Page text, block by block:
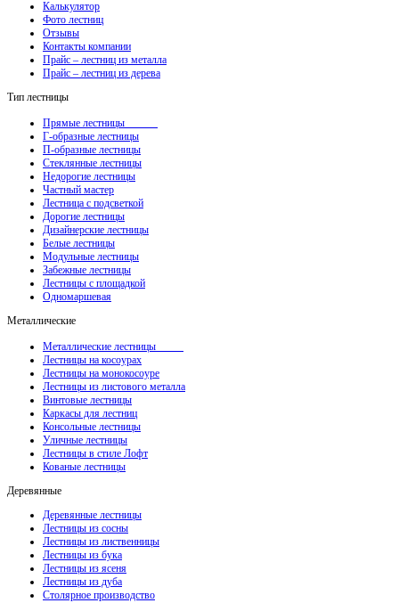
Калькулятор
Фото лестниц
Отзывы
Контакты компании
Прайс – лестниц из металла
Прайс – лестниц из дерева
Тип лестницы
Прямые лестницы
Г-образные лестницы
П-образные лестницы
Стеклянные лестницы
Недорогие лестницы
Частный мастер
Лестница с подсветкой
Дорогие лестницы
Дизайнерские лестницы
Белые лестницы
Модульные лестницы
Забежные лестницы
Лестницы с площадкой
Одномаршевая
Металлические
Металлические лестницы
Лестницы на косоурах
Лестницы на монокосоуре
Лестницы из листового металла
Винтовые лестницы
Каркасы для лестниц
Консольные лестницы
Уличные лестницы
Лестницы в стиле Лофт
Кованые лестницы
Деревянные
Деревянные лестницы
Лестницы из сосны
Лестницы из лиственницы
Лестницы из бука
Лестницы из ясеня
Лестницы из дуба
Столярное производство